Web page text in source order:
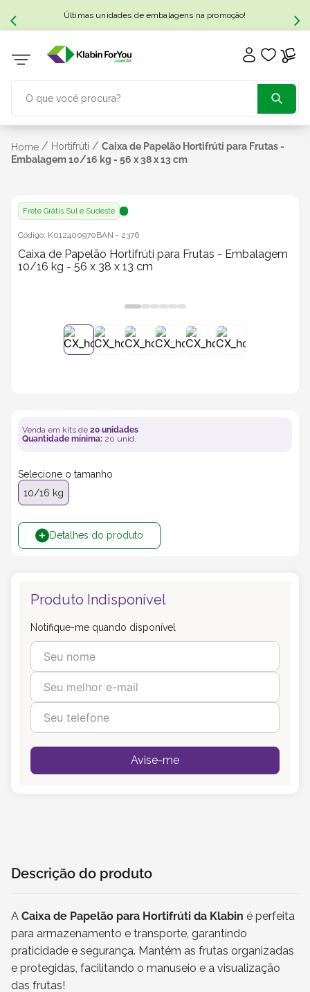
Últimas unidades de embalagens na promoção!
Home / Hortifrúti / Caixa de Papelão Hortifrúti para Frutas -
Embalagem 10/16 kg - 56 x 38 x 13 cm
Frete Grátis Sul e Sudeste
Código: K012400970BAN - 2376
Caixa de Papelão Hortifrúti para Frutas - Embalagem
10/16 kg - 56 x 38 x 13 cm
Venda em kits de 20 unidades
Quantidade mínima: 20 unid.
Selecione o tamanho
10/16 kg
Detalhes do produto
Produto Indisponível
Notifique-me quando disponível
Avise-me
Descrição do produto
A Caixa de Papelão para Hortifrúti da Klabin é perfeita
para armazenamento e transporte, garantindo
praticidade e segurança. Mantém as frutas organizadas
e protegidas, facilitando o manuseio e a visualização
das frutas!
TERMOS MAIS BUSCADOS
3º caixa sedex
5º transporte